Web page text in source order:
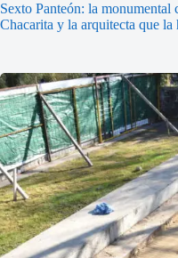
Sexto Panteón: la monumental
Chacarita y la arquitecta que